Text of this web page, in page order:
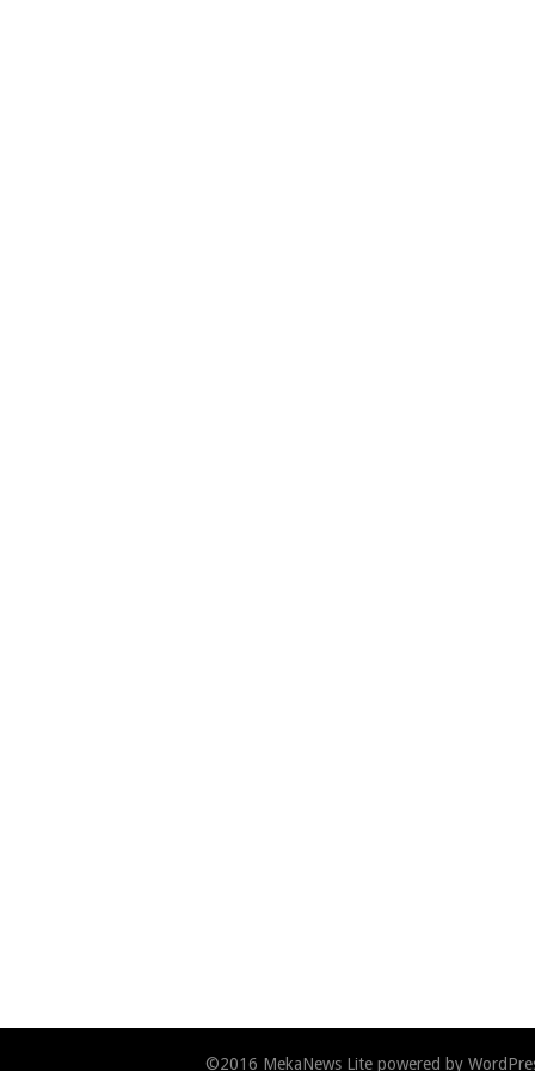
©2016 MekaNews Lite powered by